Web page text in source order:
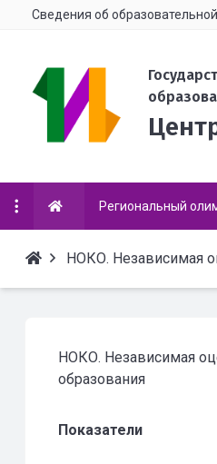
Сведения об
Региональный
НОКО. Независимая
НОКО. Независимая
образования
Показатели